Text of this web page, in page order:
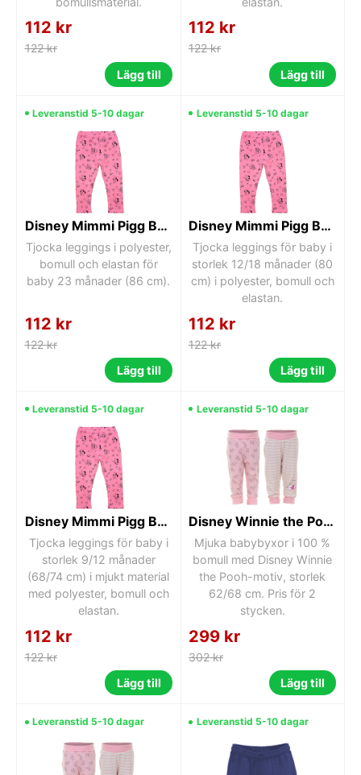
112 kr
122 kr
Lägg till
112 kr
122 kr
Lägg till
Leveranstid 5-10 dagar
Disney Mimmi Pigg Baby tjocka leggings 23 månader
Tjocka leggings i polyester,
bomull och elastan för
baby 23 månader (86 cm).
112 kr
122 kr
Lägg till
Leveranstid 5-10 dagar
Disney Mimmi Pigg Baby Tjocka Leggings 12/18 Månader
Tjocka leggings för baby i
storlek 12/18 månader (80
cm) i polyester, bomull och
elastan.
112 kr
122 kr
Lägg till
Leveranstid 5-10 dagar
Disney Mimmi Pigg Baby Tjocka Leggings 9/12 månader
Tjocka leggings för baby i
storlek 9/12 månader
(68/74 cm) i mjukt material
med polyester, bomull och
elastan.
112 kr
122 kr
Lägg till
Leveranstid 5-10 dagar
Disney Winnie the Pooh babybyxor 2-pack 62/68 cm
Mjuka babybyxor i 100 %
bomull med Disney Winnie
the Pooh-motiv, storlek
62/68 cm. Pris för 2
stycken.
299 kr
302 kr
Lägg till
Leveranstid 5-10 dagar Leveranstid 5-10 dagar